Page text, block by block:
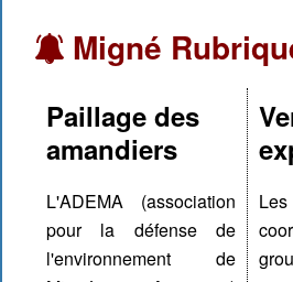
Migné
Paillage des
amandiers
L'ADEMA (association
pour la défense de
l'environnement de